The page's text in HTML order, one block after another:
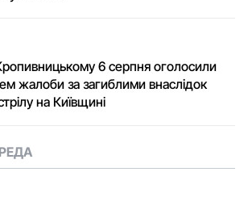
6 серпня оголосили
жалоби за загиблими внаслідок
на Київщині